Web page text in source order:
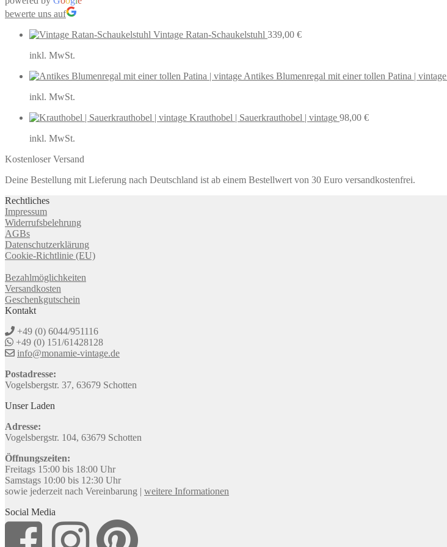
bewerte uns auf
Vintage Ratan-Schaukelstuhl 339,00 €
inkl. MwSt.
Antikes Blumenregal mit einer tollen Patina | vintage
inkl. MwSt.
Krauthobel | Sauerkrauthobel | vintage 98,00 €
inkl. MwSt.
Kostenloser Versand
Deine Bestellung mit Lieferung nach Deutschland ist ab einem Bestellwert von 30 Euro versandkostenfrei.
Rechtliches
Impressum
Widerrufsbelehrung
AGBs
Datenschutzerklärung
Cookie-Richtlinie (EU)
Bezahlmöglichkeiten
Versandkosten
Geschenkgutschein
Kontakt
+49 (0) 6044/951116
+49 (0) 151/61428128
info@monamie-vintage.de
Postadresse:
Vogelsbergstr. 37, 63679 Schotten
Unser Laden
Adresse:
Vogelsbergstr. 104, 63679 Schotten
Öffnungszeiten:
Freitags 15:00 bis 18:00 Uhr
Samstags 10:00 bis 12:30 Uhr
sowie jederzeit nach Vereinbarung | weitere Informationen
Social Media